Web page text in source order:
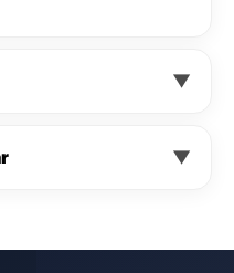
▼
▼